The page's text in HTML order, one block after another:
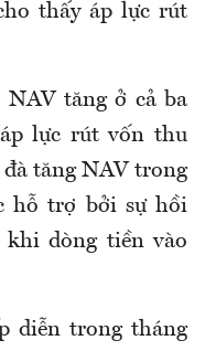
thấy áp lực rút
tăng ở cả ba
lực rút vốn thu
tăng NAV trong
hỗ trợ bởi sự hồi
dòng tiền vào
diễn trong tháng